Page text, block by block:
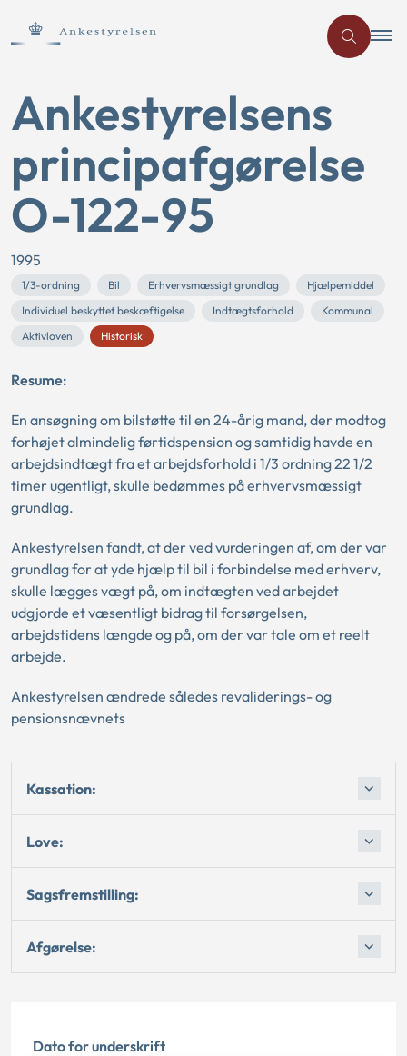
Ankestyrelsens
principafgørelse
O-122-95
1995
1/3-ordning Bil Erhvervsmæssigt grundlag
Hjælpemiddel
Individuel beskyttet beskæftigelse
Indtægtsforhold
Kommunal
Aktivloven
Historisk
Resume:
En ansøgning om bilstøtte til en 24-årig mand, der modtog
forhøjet almindelig førtidspension og samtidig havde en
arbejdsindtægt fra et arbejdsforhold i 1/3 ordning 22 1/2
timer ugentligt, skulle bedømmes på erhvervsmæssigt
grundlag.
Ankestyrelsen fandt, at der ved vurderingen af, om der var
grundlag for at yde hjælp til bil i forbindelse med erhverv,
skulle lægges vægt på, om indtægten ved arbejdet
udgjorde et væsentligt bidrag til forsørgelsen,
arbejdstidens længde og på, om der var tale om et reelt
arbejde.
Ankestyrelsen ændrede således revaliderings- og
pensionsnævnets
Kassation:
Love:
Sagsfremstilling:
Afgørelse:
Dato for underskrift